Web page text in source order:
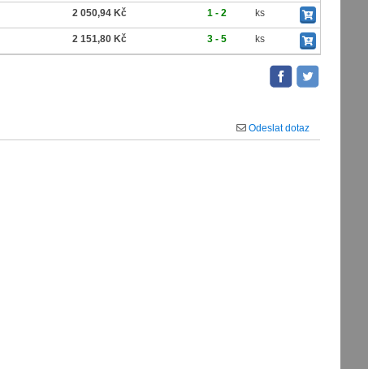
2 050,94 Kč 1 - 2 ks
2 151,80 Kč 3 - 5 ks
Odeslat dotaz